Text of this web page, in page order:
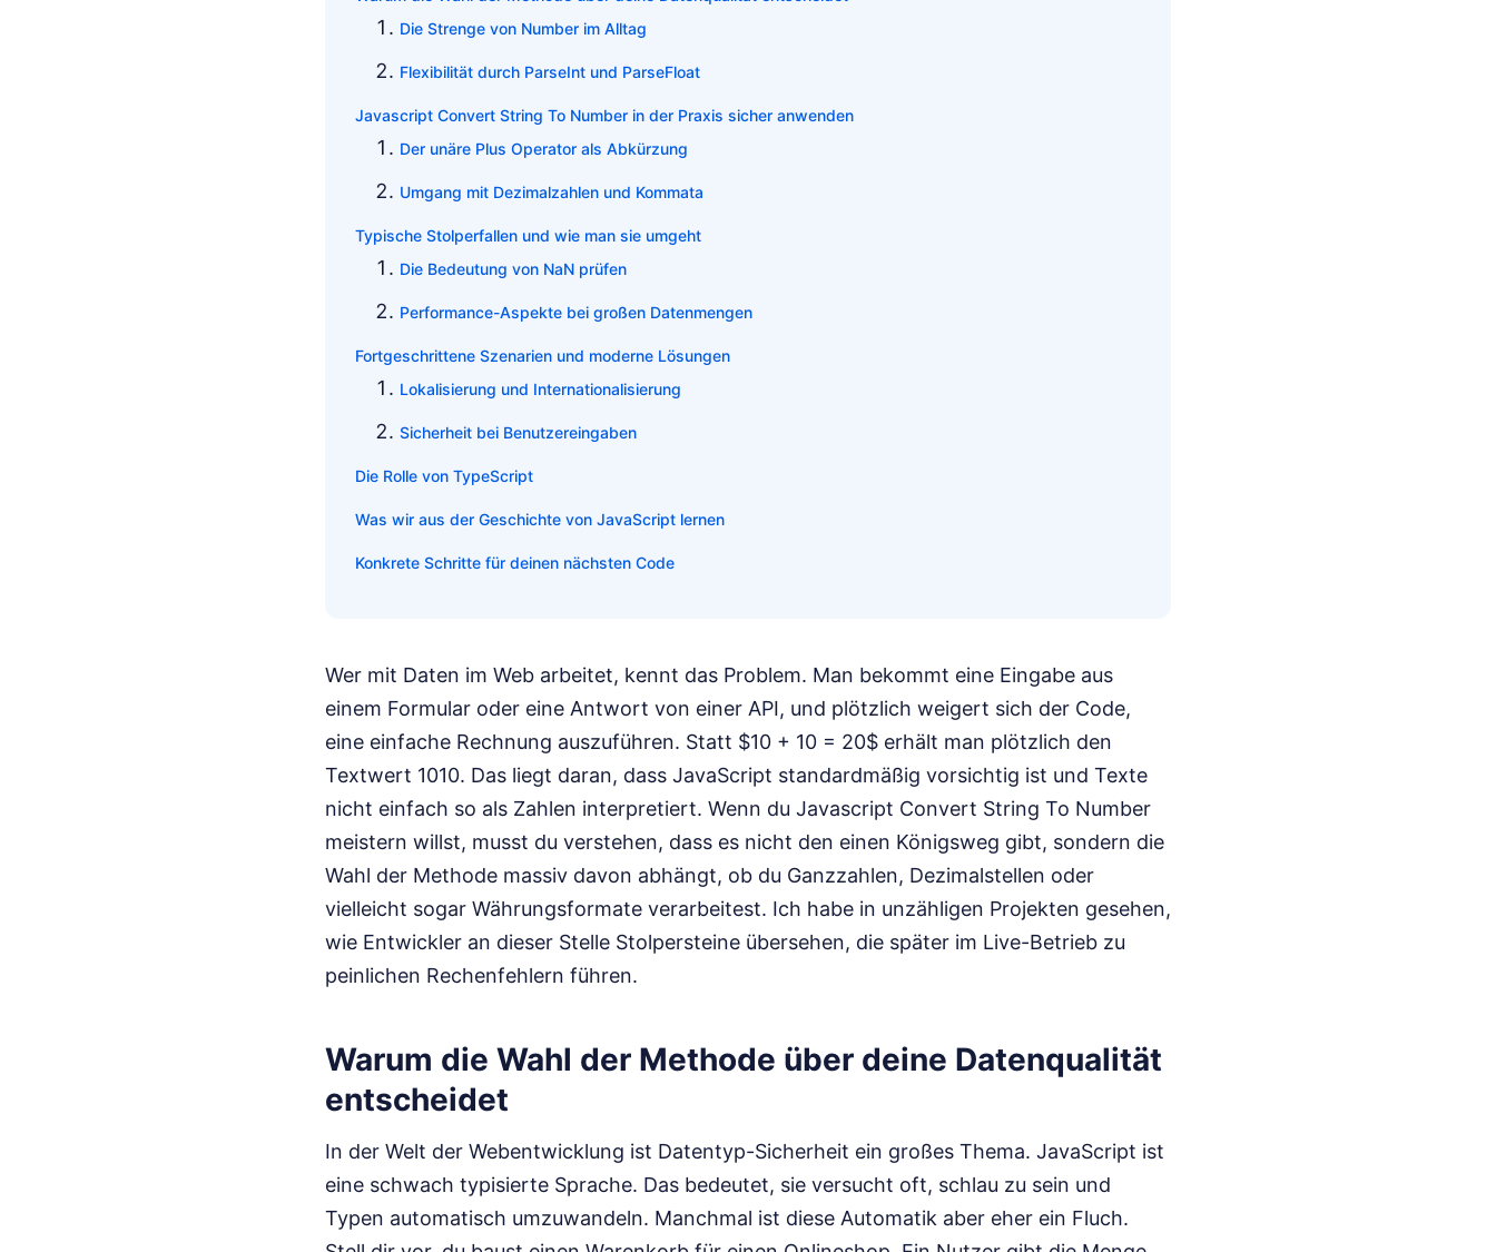
Die Strenge von Number im Alltag
Flexibilität durch ParseInt und ParseFloat
Javascript Convert String To Number in der Praxis sicher anwenden
Der unäre Plus Operator als Abkürzung
Umgang mit Dezimalzahlen und Kommata
Typische Stolperfallen und wie man sie umgeht
Die Bedeutung von NaN prüfen
Performance-Aspekte bei großen Datenmengen
Fortgeschrittene Szenarien und moderne Lösungen
Lokalisierung und Internationalisierung
Sicherheit bei Benutzereingaben
Die Rolle von TypeScript
Was wir aus der Geschichte von JavaScript lernen
Konkrete Schritte für deinen nächsten Code
Wer mit Daten im Web arbeitet, kennt das Problem. Man bekommt eine Eingabe aus
einem Formular oder eine Antwort von einer API, und plötzlich weigert sich der Code,
eine einfache Rechnung auszuführen. Statt $10 + 10 = 20$ erhält man plötzlich den
Textwert 1010. Das liegt daran, dass JavaScript standardmäßig vorsichtig ist und Texte
nicht einfach so als Zahlen interpretiert. Wenn du Javascript Convert String To Number
meistern willst, musst du verstehen, dass es nicht den einen Königsweg gibt, sondern die
Wahl der Methode massiv davon abhängt, ob du Ganzzahlen, Dezimalstellen oder
vielleicht sogar Währungsformate verarbeitest. Ich habe in unzähligen Projekten gesehen,
wie Entwickler an dieser Stelle Stolpersteine übersehen, die später im Live-Betrieb zu
peinlichen Rechenfehlern führen.
Warum die Wahl der Methode über deine Datenqualität
entscheidet
In der Welt der Webentwicklung ist Datentyp-Sicherheit ein großes Thema. JavaScript ist
eine schwach typisierte Sprache. Das bedeutet, sie versucht oft, schlau zu sein und
Typen automatisch umzuwandeln. Manchmal ist diese Automatik aber eher ein Fluch.